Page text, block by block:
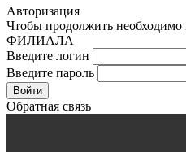
Авторизация
Чтобы продолжить необходимо
ФИЛИАЛА
Введите логин
Введите пароль
Войти
Обратная связь